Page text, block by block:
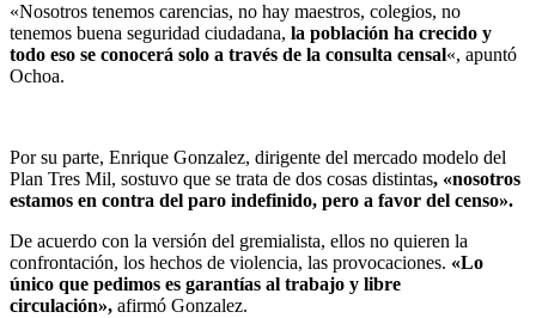
«Nosotros tenemos carencias, no hay maestros, colegios, no
tenemos buena seguridad ciudadana, la población ha crecido y
todo eso se conocerá solo a través de la consulta censal«, apuntó
Ochoa.
Por su parte, Enrique Gonzalez, dirigente del mercado modelo del
Plan Tres Mil, sostuvo que se trata de dos cosas distintas, «nosotros
estamos en contra del paro indefinido, pero a favor del censo».
De acuerdo con la versión del gremialista, ellos no quieren la
confrontación, los hechos de violencia, las provocaciones. «Lo
único que pedimos es garantías al trabajo y libre
circulación», afirmó Gonzalez.